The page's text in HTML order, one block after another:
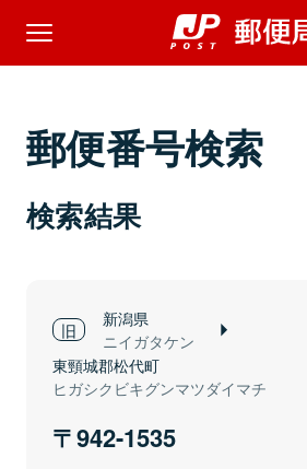
郵便番号検索
検索結果
新潟県
ニイガタケン
東頸城郡松代町
ヒガシクビキグンマツダイマチ
942-1535